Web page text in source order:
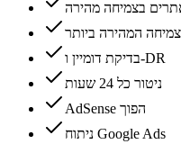
בצמיחה מהירה
המהירה ביותר
בדיקת דומיין ו-DR
ניטור כל 24 שעות
AdSense הפוך
ניתוח Google Ads